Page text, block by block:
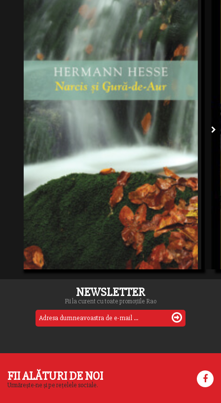
NEWSLETTER
Fii la curent cu toate promoțiile Rao
FII ALĂTURI DE NOI
Urmărește-ne și pe rețelele sociale.